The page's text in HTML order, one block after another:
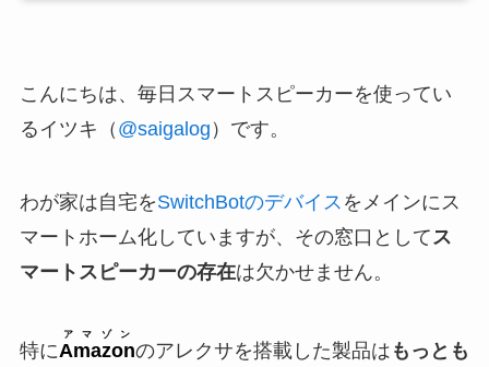
こんにちは、毎日スマートスピーカーを使ってい
るイツキ（ @saigalog ）です。
わが家は自宅をSwitchBotのデバイス をメインにス
マートホーム化していますが、その窓口としてス
マートスピーカーの存在は欠かせません。
特にAmazon
アマゾン
のアレクサを搭載した製品は もっとも